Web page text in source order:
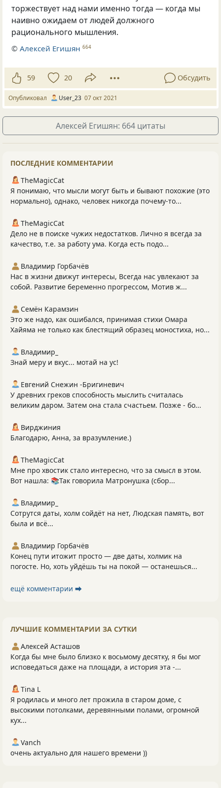
торжествует над нами именно тогда — когда мы
наивно ожидаем от людей должного
рационального мышления.
©Алексей Егишян 664
59 20 Обсудить
Опубликовал User_23 07 окт 2021
Алексей Егишян: 664 цитаты
ПОСЛЕДНИЕ КОММЕНТАРИИ
TheMagicCat
Я понимаю, что мысли могут быть и бывают похожие (это
нормально), однако, человек никогда почему-то...
TheMagicCat
Дело не в поиске чужих недостатков. Лично я всегда за
качество, т.е. за работу ума. Когда есть подо...
Владимир Горбачёв
Нас в жизни движут интересы, Всегда нас увлекают за
собой. Развитие беременно прогрессом, Мотив ж...
Семён Карамзин
Это же надо, как ошибался, принимая стихи Омара
Хайяма не только как блестящий образец моностиха, но...
Владимир_
Знай меру и вкус... мотай на ус!
Евгений Снежин -Бригиневич
У древних греков способность мыслить считалась
великим даром. Затем она стала счастьем. Позже - бо...
Вирджиния
Благодарю, Анна, за вразумление.)
TheMagicCat
Мне про хвостик стало интересно, что за смысл в этом.
Вот нашла: 📚Так говорила Матронушка (сбор...
Владимир_
Сотрутся даты, холм сойдёт на нет, Людская память, вот
была и всё...
Владимир Горбачёв
Конец пути итожит просто — две даты, холмик на
погосте. Но, хоть уйдёшь ты на покой — останешься...
ещё комментарии ⮕
ЛУЧШИЕ КОММЕНТАРИИ ЗА СУТКИ
Алексей Асташов
Когда бы мне было близко к восьмому десятку, я бы мог
исповедаться даже на площади, а история эта -...
Tina L
Я родилась и много лет прожила в старом доме, с
высокими потолками, деревянными полами, огромной
кух...
Vanch
очень актуально для нашего времени ))